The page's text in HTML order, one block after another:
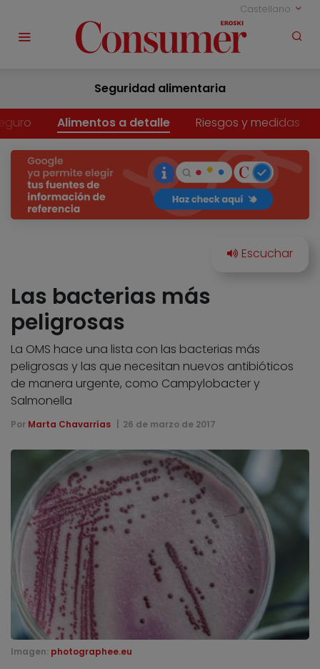
Castellano
Seguridad alimentaria
Alimentos a detalle Riesgos y medidas
Las bacterias más
peligrosas
La OMS hace una lista con las bacterias más
peligrosas y las que necesitan nuevos antibióticos
de manera urgente, como Campylobacter y
Salmonella
Por Marta Chavarrías 26 de marzo de 2017
Imagen: photographee.eu